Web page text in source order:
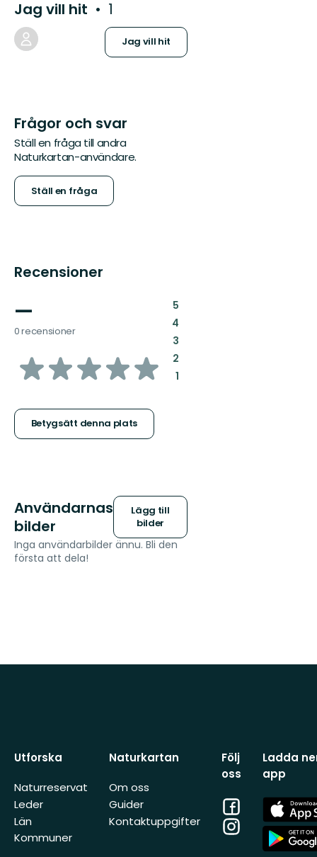
Jag vill hit 1
Jag vill hit
Frågor och svar
Ställ en fråga till andra
Naturkartan-användare.
Ställ en fråga
Recensioner
—
0 recensioner
av
stjärnor
Betygsätt denna plats
5:
4:
3:
2:
1:
Användarnas
bilder
Lägg till
bilder
Inga användarbilder ännu. Bli den
första att dela!
Utforska
Naturreservat
Leder
Län
Kommuner
Naturkartan
Om oss
Guider
Kontaktuppgifter
Följ
oss
Facebook
Instagram
Ladda
app
App
Store
App
Store